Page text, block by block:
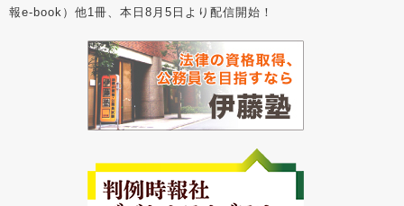
報e-book）他1冊、本日8月5日より配信開始！